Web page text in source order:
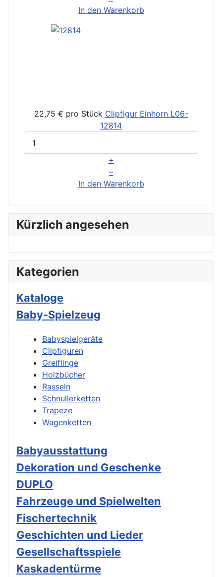
In den Warenkorb
22,75 € pro Stück Clipfigur Einhorn L06-
12814
+
–
In den Warenkorb
Kürzlich angesehen
Kategorien
Kataloge
Baby-Spielzeug
Babyspielgeräte
Clipfiguren
Greiflinge
Holzbücher
Rasseln
Schnullerketten
Trapeze
Wagenketten
Babyausstattung
Dekoration und Geschenke
DUPLO
Fahrzeuge und Spielwelten
Fischertechnik
Geschichten und Lieder
Gesellschaftsspiele
Kaskadentürme